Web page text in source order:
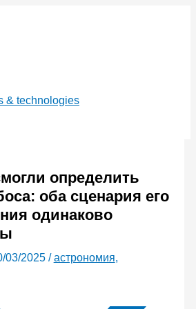
& technologies
определить
оба сценария его
одинаково
03/2025 /астрономия,